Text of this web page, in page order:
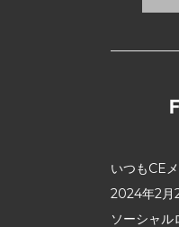
いつもCE
2024年2月
ソーシャ